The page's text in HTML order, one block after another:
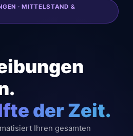
· MITTELSTAND &
der Zeit.
Ihren gesamten